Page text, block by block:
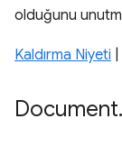
olduğunu
Kaldırma Niyeti
Document.